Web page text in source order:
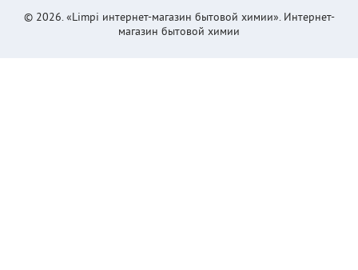
© 2026. «Limpi интернет-магазин бытовой химии». Интернет-
магазин бытовой химии